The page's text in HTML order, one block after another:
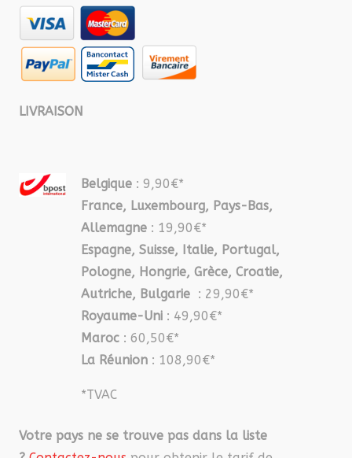
LIVRAISON
Belgique : 9,90€*
France, Luxembourg, Pays-Bas,
Allemagne : 19,90€*
Espagne, Suisse, Italie, Portugal,
Pologne, Hongrie, Grèce, Croatie,
Autriche, Bulgarie : 29,90€*
Royaume-Uni : 49,90€*
Maroc : 60,50€*
La Réunion : 108,90€*
*TVAC
Votre pays ne se trouve pas dans la liste